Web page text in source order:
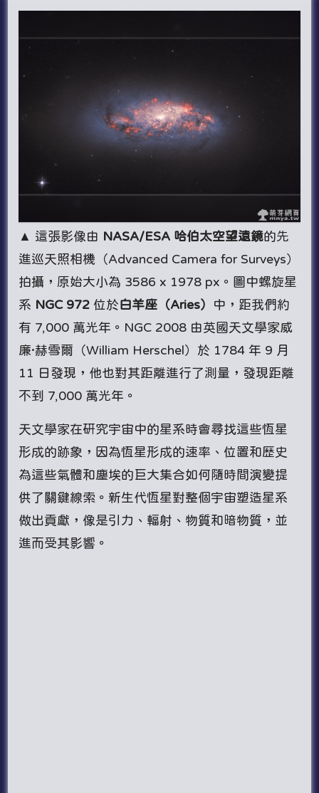
▲ 這張影像由 NASA/ESA 哈伯太空望遠鏡的先
進巡天照相機（Advanced Camera for Surveys）
拍攝，原始大小為 3586 x 1978 px。圖中螺旋星
系 NGC 972位於白羊座（Aries）
中，距我們約
有 7,000 萬光年。NGC 2008 由英國天文學家威
廉·赫雪爾（William Herschel）於 1784 年 9 月
11 日發現，他也對其距離進行了測量，發現距離
不到 7,000 萬光年。
天文學家在研究宇宙中的星系時會尋找這些恆星
形成的跡象，因為恆星形成的速率、位置和歷史
為這些氣體和塵埃的巨大集合如何隨時間演變提
供了關鍵線索。新生代恆星對整個宇宙塑造星系
做出貢獻，像是引力、輻射、物質和暗物質，並
進而受其影響。